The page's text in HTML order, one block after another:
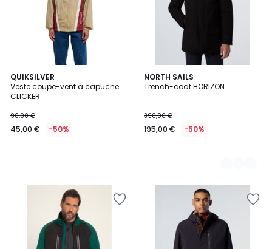
QUIKSILVER
Veste coupe-vent à capuche
CLICKER
90,00 €
45,00 € -50%
NORTH SAILS
Trench-coat HORIZON
390,00 €
195,00 € -50%
2
Couleurs